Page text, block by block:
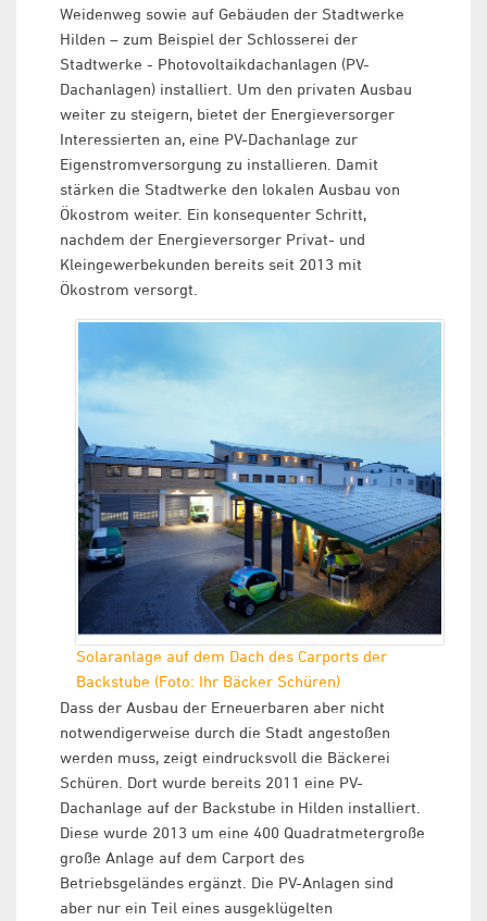
Weidenweg sowie auf Gebäuden der Stadtwerke
Hilden – zum Beispiel der Schlosserei der
Stadtwerke - Photovoltaikdachanlagen (PV-
Dachanlagen) installiert. Um den privaten Ausbau
weiter zu steigern, bietet der Energieversorger
Interessierten an, eine PV-Dachanlage zur
Eigenstromversorgung zu installieren. Damit
stärken die Stadtwerke den lokalen Ausbau von
Ökostrom weiter. Ein konsequenter Schritt,
nachdem der Energieversorger Privat- und
Kleingewerbekunden bereits seit 2013 mit
Ökostrom versorgt.
Solaranlage auf dem Dach des Carports der
Backstube (Foto: Ihr Bäcker Schüren)
Dass der Ausbau der Erneuerbaren aber nicht
notwendigerweise durch die Stadt angestoßen
werden muss, zeigt eindrucksvoll die Bäckerei
Schüren. Dort wurde bereits 2011 eine PV-
Dachanlage auf der Backstube in Hilden installiert.
Diese wurde 2013 um eine 400 Quadratmetergroße
große Anlage auf dem Carport des
Betriebsgeländes ergänzt. Die PV-Anlagen sind
aber nur ein Teil eines ausgeklügelten